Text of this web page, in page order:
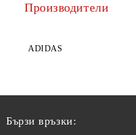
Производители
ADIDAS
Бързи връзки: